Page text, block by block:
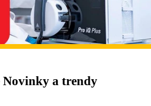
Novinky a trendy